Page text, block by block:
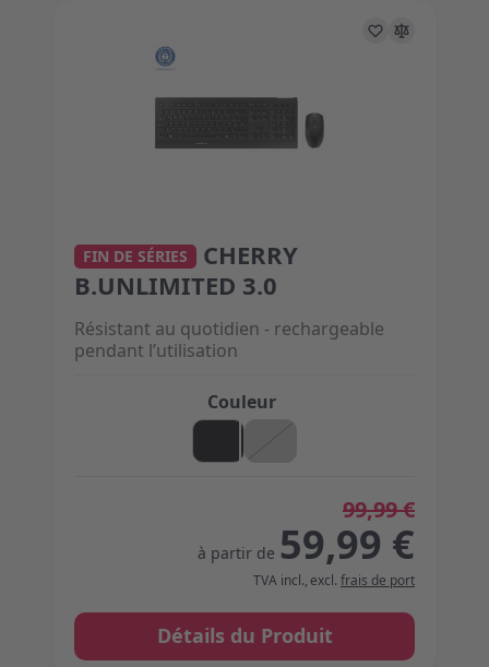
Couleur
Résistant au quotidien - rechargeable
pendant l’utilisation
The price depends on the options chosen on the
FIN DE SÉRIES
CHERRY
B.UNLIMITED 3.0
99,99 €
à partir de 59,99 €
TVA incl., excl. frais de port
Détails du Produit